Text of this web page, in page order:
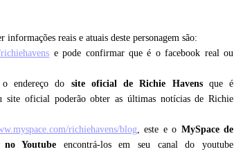
informações reais e atuais deste personagem são:
e pode confirmar que é o facebook real ou
endereço do site oficial de Richie Havensque é
site oficial poderão obter as últimas notícias de Richie
richiehavens/blog, este e o MySpace de
Youtube encontrá-los em seu canal do youtube